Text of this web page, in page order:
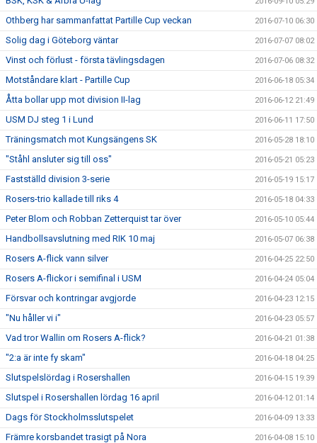
Othberg har sammanfattat Partille Cup veckan 2016-07-10 06:30
Solig dag i Göteborg väntar 2016-07-07 08:02
Vinst och förlust - första tävlingsdagen 2016-07-06 08:32
Motståndare klart - Partille Cup 2016-06-18 05:34
Åtta bollar upp mot division II-lag 2016-06-12 21:49
USM DJ steg 1 i Lund 2016-06-11 17:50
Träningsmatch mot Kungsängens SK 2016-05-28 18:10
"Ståhl ansluter sig till oss" 2016-05-21 05:23
Fastställd division 3-serie 2016-05-19 15:17
Rosers-trio kallade till riks 4 2016-05-18 04:33
Peter Blom och Robban Zetterquist tar över 2016-05-10 05:44
Handbollsavslutning med RIK 10 maj 2016-05-07 06:38
Rosers A-flick vann silver 2016-04-25 22:50
Rosers A-flickor i semifinal i USM 2016-04-24 05:04
Försvar och kontringar avgjorde 2016-04-23 12:15
"Nu håller vi i" 2016-04-23 05:57
Vad tror Wallin om Rosers A-flick? 2016-04-21 01:38
"2:a är inte fy skam" 2016-04-18 04:25
Slutspelslördag i Rosershallen 2016-04-15 19:39
Slutspel i Rosershallen lördag 16 april 2016-04-12 01:14
Dags för Stockholmsslutspelet 2016-04-09 13:33
Främre korsbandet trasigt på Nora 2016-04-08 15:10